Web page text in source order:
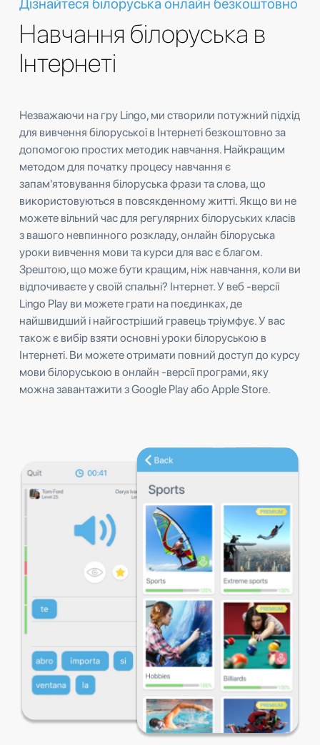
Навчання білоруська в
Інтернеті
Незважаючи на гру Lingo, ми створили потужний підхід
для вивчення білоруської в Інтернеті безкоштовно за
допомогою простих методик навчання. Найкращим
методом для початку процесу навчання є
запам'ятовування білоруська фрази та слова, що
використовуються в повсякденному житті. Якщо ви не
можете вільний час для регулярних білоруських класів
з вашого невпинного розкладу, онлайн білоруська
уроки вивчення мови та курси для вас є благом.
Зрештою, що може бути кращим, ніж навчання, коли ви
відпочиваєте у своїй спальні? Інтернет. У веб -версії
Lingo Play ви можете грати на поєдинках, де
найшвидший і найгостріший гравець тріумфує. У вас
також є вибір взяти основні уроки білоруською в
Інтернеті. Ви можете отримати повний доступ до курсу
мови білоруською в онлайн -версії програми, яку
можна завантажити з Google Play або Apple Store.